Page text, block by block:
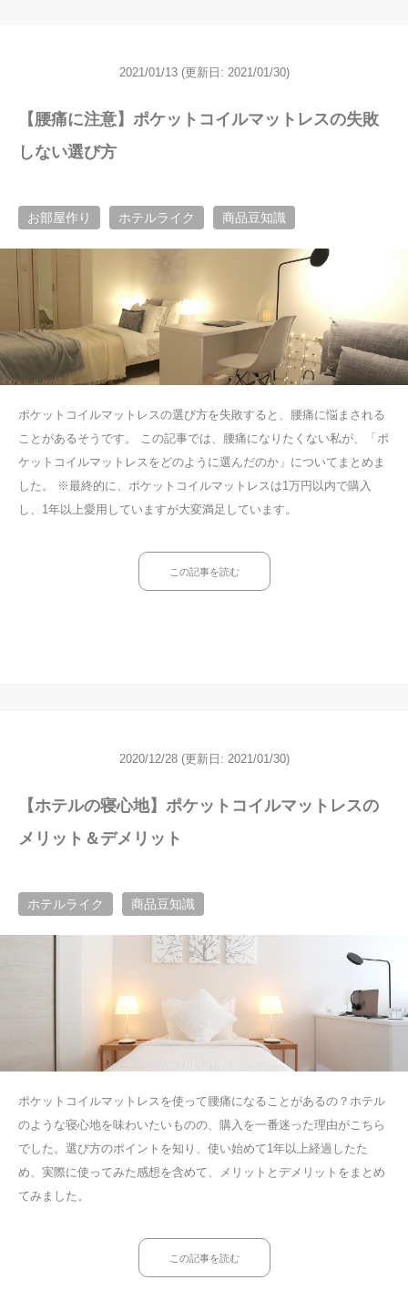
2021/01/13 (更新日: 2021/01/30)
【腰痛に注意】ポケットコイルマットレスの失敗
しない選び方
お部屋作り ホテルライク 商品豆知識
ポケットコイルマットレスの選び方を失敗すると、腰痛に悩まされる
ことがあるそうです。 この記事では、腰痛になりたくない私が、「ポ
ケットコイルマットレスをどのように選んだのか」についてまとめま
した。 ※最終的に、ポケットコイルマットレスは1万円以内で購入
し、1年以上愛用していますが大変満足しています。
この記事を読む
2020/12/28 (更新日: 2021/01/30)
【ホテルの寝心地】ポケットコイルマットレスの
メリット＆デメリット
ホテルライク 商品豆知識
ポケットコイルマットレスを使って腰痛になることがあるの？ホテル
のような寝心地を味わいたいものの、購入を一番迷った理由がこちら
でした。選び方のポイントを知り、使い始めて1年以上経過したた
め、実際に使ってみた感想を含めて、メリットとデメリットをまとめ
てみました。
この記事を読む